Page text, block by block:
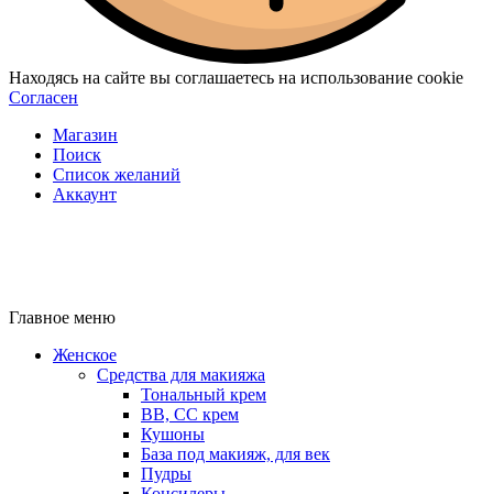
Находясь на сайте вы соглашаетесь на использование cookie
Согласен
Магазин
Поиск
Список желаний
Аккаунт
Главное меню
Женское
Средства для макияжа
Тональный крем
BB, CC крем
Кушоны
База под макияж, для век
Пудры